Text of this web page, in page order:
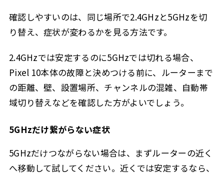
確認しやすいのは、同じ場所で2.4GHzと5GHzを切
り替え、症状が変わるかを見る方法です。
2.4GHzでは安定するのに5GHzでは切れる場合、
Pixel 10本体の故障と決めつける前に、ルーターまで
の距離、壁、設置場所、チャンネルの混雑、自動帯
域切り替えなどを確認した方がよいでしょう。
5GHzだけ繋がらない症状
5GHzだけつながらない場合は、まずルーターの近く
へ移動して試してください。近くでは安定するなら、